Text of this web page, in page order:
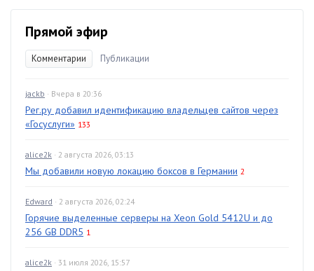
Прямой эфир
Комментарии Публикации
jackb · Вчера в 20:36
Рег.ру добавил идентификацию владельцев сайтов через
«Госуслуги» 133
alice2k · 2 августа 2026, 03:13
Мы добавили новую локацию боксов в Германии 2
Edward · 2 августа 2026, 02:24
Горячие выделенные серверы на Xeon Gold 5412U и до
256 GB DDR5 1
alice2k · 31 июля 2026, 15:57